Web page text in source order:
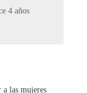
4 años
las mujeres